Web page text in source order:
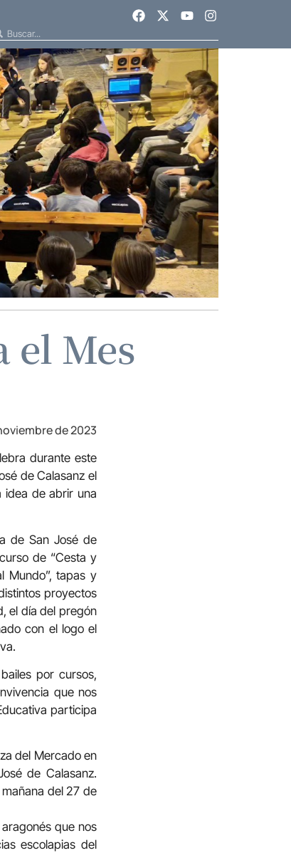
el Mes
de 2023
durante este
de Calasanz el
idea de abrir una
de San José de
de “Cesta y
Mundo”, tapas y
proyectos
el día del pregón
con el logo el
por cursos,
que nos
participa
del Mercado en
de Calasanz.
del 27 de
que nos
escolapias del